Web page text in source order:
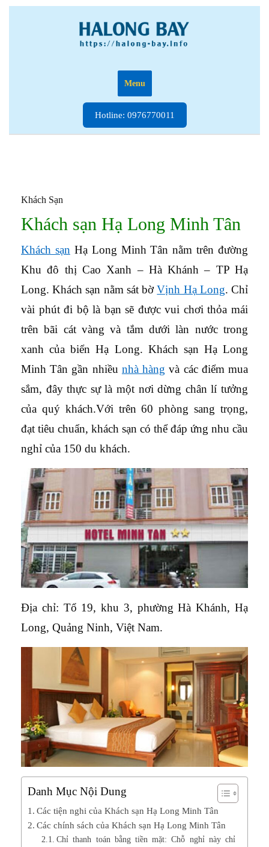
Menu
Hotline: 0976770011
0976770011
Khách Sạn
Khách sạn Hạ Long Minh Tân
Khách sạn Hạ Long Minh Tân nằm trên đường
Khu đô thị Cao Xanh – Hà Khánh – TP Hạ
Long. Khách sạn nằm sát bờVịnh Hạ Long. Chỉ
vài phút đi bộ là bạn sẽ được vui chơi thỏa mái
trên bãi cát vàng và tắm dưới làn nước trong
xanh của biển Hạ Long. Khách sạn Hạ Long
Minh Tân gần nhiều nhà hàng và các điểm mua
sắm, đây thực sự là một nơi dừng chân lí tưởng
của quý khách.Với trên 60 phòng sang trọng,
đạt tiêu chuẩn, khách sạn có thể đáp ứng nhu cầu
nghỉ của 150 du khách.
Địa chỉ: Tổ 19, khu 3, phường Hà Khánh, Hạ
Long, Quảng Ninh, Việt Nam.
Danh Mục Nội Dung
Các tiện nghi của Khách sạn Hạ Long Minh Tân
Các chính sách của Khách sạn Hạ Long Minh Tân
Chỉ thanh toán bằng tiền mặt: Chỗ nghỉ này chỉ